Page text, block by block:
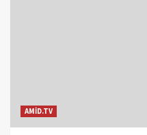
AMİD.TV